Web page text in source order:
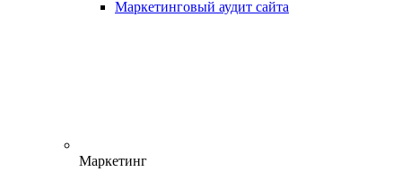
Маркетинговый аудит сайта
Маркетинг